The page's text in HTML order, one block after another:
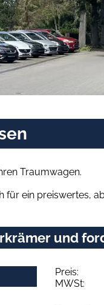
Traumwagen.
für ein preiswertes,
und
Preis:
MWSt: